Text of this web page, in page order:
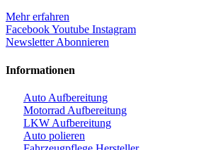
Mehr erfahren
FacebookYoutube Instagram
Newsletter Abonnieren
Informationen
Auto Aufbereitung
Motorrad Aufbereitung
LKW Aufbereitung
Auto polieren